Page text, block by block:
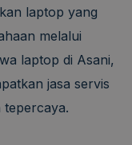
laptop yang
melalui
laptop di Asani,
jasa servis
tepercaya.